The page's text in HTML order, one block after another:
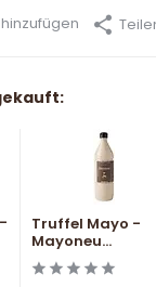
Truffel Mayo -
Mayoneu...